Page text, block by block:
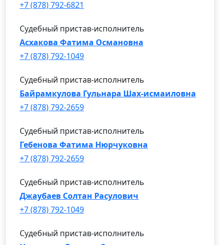
+7 (878) 792-6821
Судебный пристав-исполнитель
Асхакова Фатима Османовна
+7 (878) 792-1049
Судебный пристав-исполнитель
Байрамкулова Гульнара Шах-исмаиловна
+7 (878) 792-2659
Судебный пристав-исполнитель
Гебенова Фатима Нюрчуковна
+7 (878) 792-2659
Судебный пристав-исполнитель
Джаубаев Солтан Расулович
+7 (878) 792-1049
Судебный пристав-исполнитель